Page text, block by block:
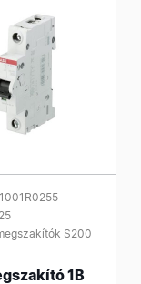
S200
1B